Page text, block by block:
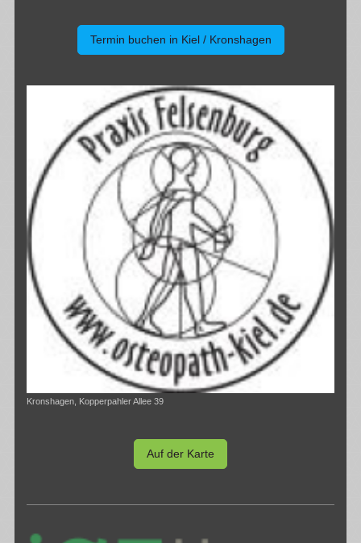
Termin buchen in Kiel / Kronshagen
Kronshagen, Kopperpahler Allee 39
Auf der Karte